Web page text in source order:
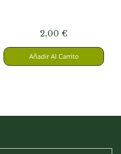
2,00 €
Añadir Al Carrito